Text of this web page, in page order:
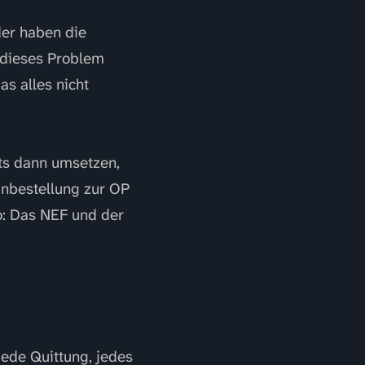
haben die
Problem
alles nicht
dann umsetzen,
zur OP
Das NEF und der
Quittung, jedes